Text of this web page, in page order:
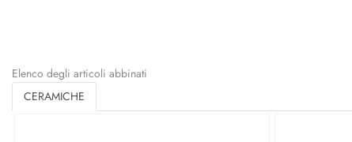
Elenco degli articoli abbinati
CERAMICHE